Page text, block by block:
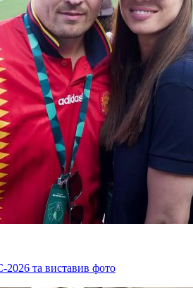
2026 та виставив фото